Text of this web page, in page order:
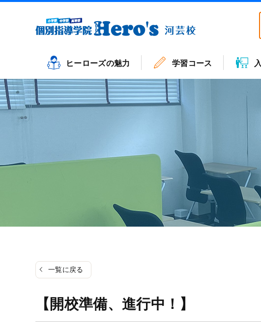
ヒーローズの魅力 学習コース
一覧に戻る
【開校準備、進行中！】